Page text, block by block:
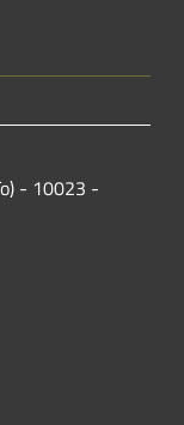
- 10023 -